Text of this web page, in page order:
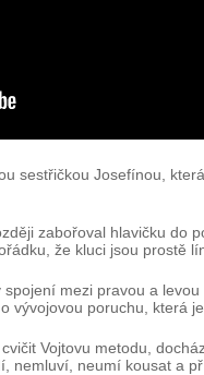
sestřičkou Josefínou,
zabořoval hlavičku do
že kluci jsou prostě
mezi pravou a
vývojovou poruchu, která
Vojtovu metodu,
nemluví, neumí kousat a